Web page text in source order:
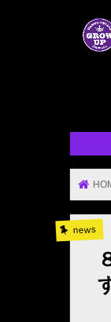
news